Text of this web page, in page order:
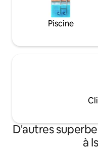
Piscine
D'autres
à